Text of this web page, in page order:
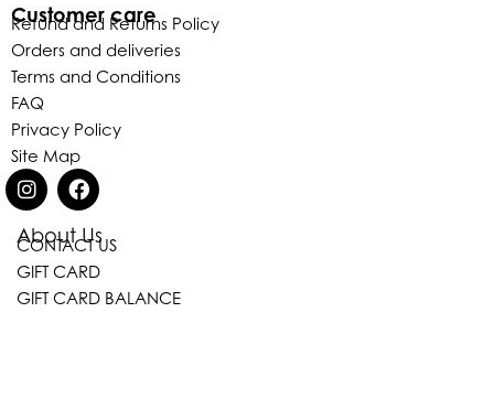
About Us
CONTACT US
GIFT CARD
GIFT CARD BALANCE
Customer care
Refund and Returns Policy
Orders and deliveries
Terms and Conditions
FAQ
Privacy Policy
Site Map
Eleganza Israel